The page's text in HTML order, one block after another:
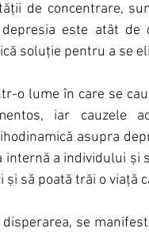
de concentrare,
este atât de
soluție pentru a se
o lume în care se
iar cauzele
asupra
internă a individului și
să poată trăi o viață
se